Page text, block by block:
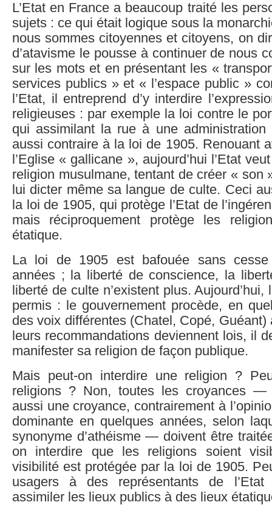
L’Etat en France a beaucoup traité les
sujets : ce qui était logique sous la
nous sommes citoyennes et citoyens, on
d’atavisme le pousse à continuer de nous
sur les mots et en présentant les «
services publics » et « l’espace public »
l’Etat, il entreprend d’y interdire
religieuses : par exemple la loi contre le
qui assimilant la rue à une administration
aussi contraire à la loi de 1905. Renouant
l’Eglise « gallicane », aujourd’hui l’Etat
religion musulmane, tentant de créer « son
lui dicter même sa langue de culte. Ceci
la loi de 1905, qui protège l’Etat de
mais réciproquement protège les
étatique.
La loi de 1905 est bafouée sans cesse
années ; la liberté de conscience, la
liberté de culte n’existent plus. Aujourd’hui,
permis : le gouvernement procède, en
des voix différentes (Chatel, Copé, Guéant)
leurs recommandations deviennent lois, il
manifester sa religion de façon publique.
Mais peut-on interdire une religion ?
religions ? Non, toutes les croyances —
aussi une croyance, contrairement à
dominante en quelques années, selon
synonyme d’athéisme — doivent être
on interdire que les religions soient
visibilité est protégée par la loi de 1905.
usagers à des représentants de
assimiler les lieux publics à des lieux